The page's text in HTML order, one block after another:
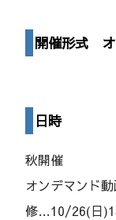
開催形式 オ
日時
秋開催
オンデマン
修…10/26(日